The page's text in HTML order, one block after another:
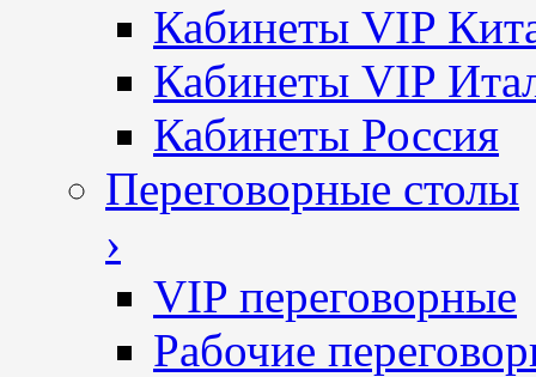
Кабинеты VIP
Кабинеты VIP
Кабинеты Россия
Переговорные столы
›
VIP переговорные
Рабочие